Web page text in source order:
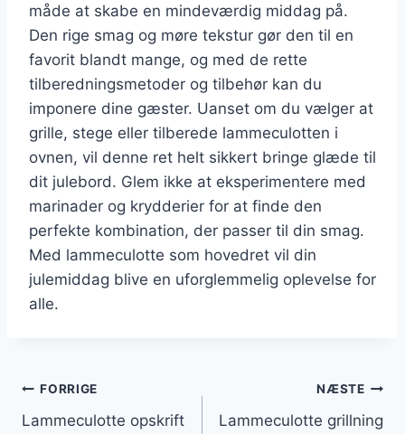
måde at skabe en mindeværdig middag på.
Den rige smag og møre tekstur gør den til en
favorit blandt mange, og med de rette
tilberedningsmetoder og tilbehør kan du
imponere dine gæster. Uanset om du vælger at
grille, stege eller tilberede lammeculotten i
ovnen, vil denne ret helt sikkert bringe glæde til
dit julebord. Glem ikke at eksperimentere med
marinader og krydderier for at finde den
perfekte kombination, der passer til din smag.
Med lammeculotte som hovedret vil din
julemiddag blive en uforglemmelig oplevelse for
alle.
Indlægsnavigation
FORRIGE
Lammeculotte opskrift
NÆSTE
Lammeculotte grillning